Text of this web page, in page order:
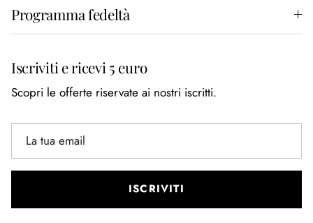
Programma fedeltà
Iscriviti e ricevi 5 euro
Scopri le offerte riservate ai nostri iscritti.
ISCRIVITI